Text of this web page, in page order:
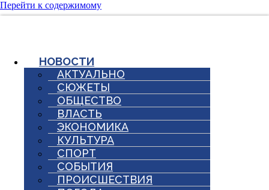
Перейти к содержимому
НОВОСТИ
АКТУАЛЬНО
СЮЖЕТЫ
ОБЩЕСТВО
ВЛАСТЬ
ЭКОНОМИКА
КУЛЬТУРА
СПОРТ
СОБЫТИЯ
ПРОИСШЕСТВИЯ